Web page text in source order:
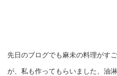
先日のブログでも麻未の料理がす
が、私も作ってもらいました、油淋